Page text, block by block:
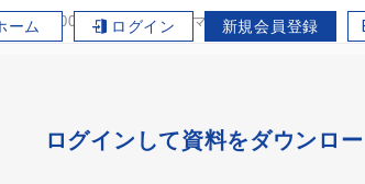
ログイン 新規会員登録
ームOD600 濁度計 ユーザーマニュアル 日本語
ログインして資料をダウンロ